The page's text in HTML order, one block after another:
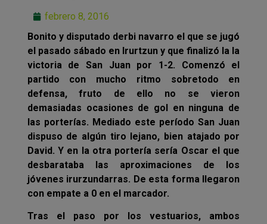
febrero 8, 2016
Bonito y disputado derbi navarro el que se jugó
el pasado sábado en Irurtzun y que finalizó la la
victoria de San Juan por 1-2. Comenzó el
partido con mucho ritmo sobretodo en
defensa, fruto de ello no se vieron
demasiadas ocasiones de gol en ninguna de
las porterías. Mediado este período San Juan
dispuso de algún tiro lejano, bien atajado por
David. Y en la otra portería sería Oscar el que
desbarataba las aproximaciones de los
jóvenes irurzundarras. De esta forma llegaron
con empate a 0 en el marcador.
Tras el paso por los vestuarios, ambos